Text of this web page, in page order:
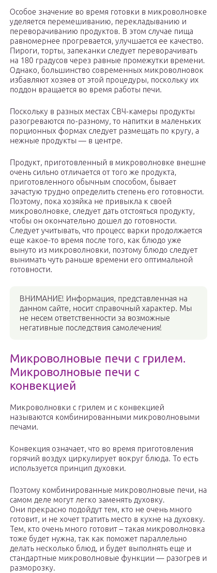
Особое значение во время готовки в микроволновке
уделяется перемешиванию, перекладыванию и
переворачиванию продуктов. В этом случае пища
равномернее прогревается, улучшается ее качество.
Пироги, торты, запеканки следует переворачивать
на 180 градусов через равные промежутки времени.
Однако, большинство современных микроволновок
избавляют хозяев от этой процедуры, поскольку их
поддон вращается во время работы печи.
Поскольку в разных местах СВЧ-камеры продукты
разогреваются по-разному, то напитки в маленьких
порционных формах следует размещать по кругу, а
нежные продукты — в центре.
Продукт, приготовленный в микроволновке внешне
очень сильно отличается от того же продукта,
приготовленного обычным способом, бывает
зачастую трудно определить степень его готовности.
Поэтому, пока хозяйка не привыкла к своей
микроволновке, следует дать отстояться продукту,
чтобы он окончательно дошел до готовности.
Следует учитывать, что процесс варки продолжается
еще какое-то время после того, как блюдо уже
вынуто из микроволновки, поэтому блюдо следует
вынимать чуть раньше времени его оптимальной
готовности.
ВНИМАНИЕ! Информация, представленная на
данном сайте, носит справочный характер. Мы
не несем ответственности за возможные
негативные последствия самолечения!
Микроволновые печи с грилем.
Микроволновые печи с
конвекцией
Микроволновки с грилем и с конвекцией
называются комбинированными микроволновыми
печами.
Конвекция означает, что во время приготовления
горячий воздух циркулирует вокруг блюда. То есть
используется принцип духовки.
Поэтому комбинированные микроволновые печи, на
самом деле могут легко заменять духовку.
Они прекрасно подойдут тем, кто не очень много
готовит, и не хочет тратить место в кухне на духовку.
Тем, кто очень много готовит – такая микроволновка
тоже будет нужна, так как поможет параллельно
делать несколько блюд, и будет выполнять еще и
стандартные микроволновые функции — разогрев и
разморозку.